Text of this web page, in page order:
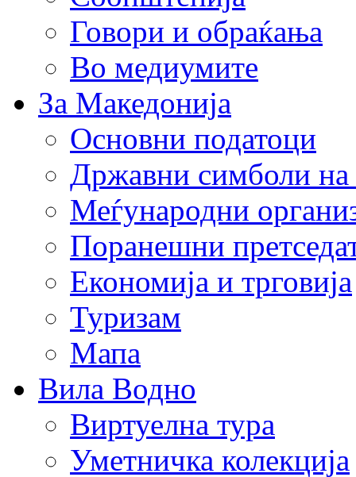
Говори и обраќања
Во медиумите
За Македонија
Основни податоци
Државни симболи
Меѓународни
Поранешни
Економија и трговија
Туризам
Мапа
Вила Водно
Виртуелна тура
Уметничка колекција